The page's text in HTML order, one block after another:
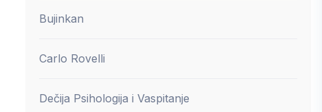
Bujinkan
Carlo Rovelli
Dečija Psihologija i Vaspitanje